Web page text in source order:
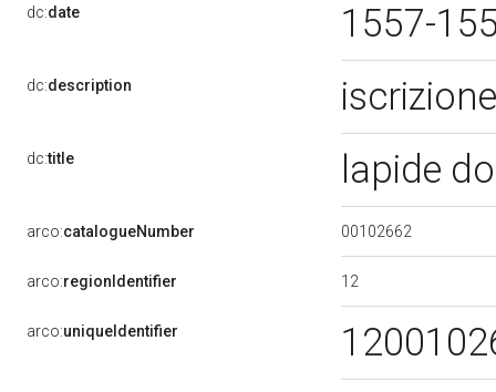
dc:date 1557-
dc:description
dc:title lapide
arco:catalogueNumber 00102662
arco:regionIdentifier 12
arco:uniqueIdentifier